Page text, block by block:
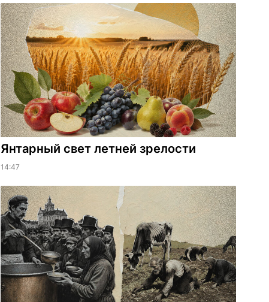
Янтарный свет летней зрелости
14:47